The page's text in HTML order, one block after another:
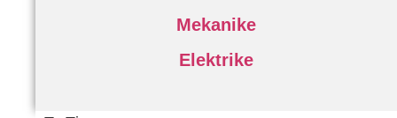
Mekanike
Elektrike